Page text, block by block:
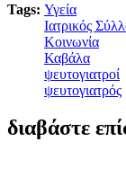
Tags: Υγεία
Ιατρικός
Κοινωνία
Καβάλα
ψευτογιατροί
ψευτογιατρός
διαβάστε